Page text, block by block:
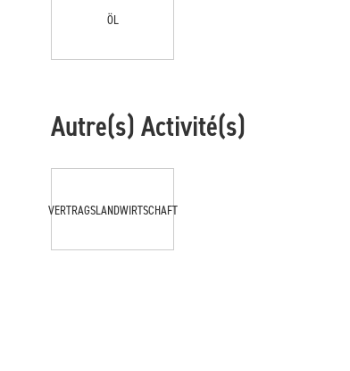
ÖL
Autre(s) Activité(s)
VERTRAGSLANDWIRTSCHAFT